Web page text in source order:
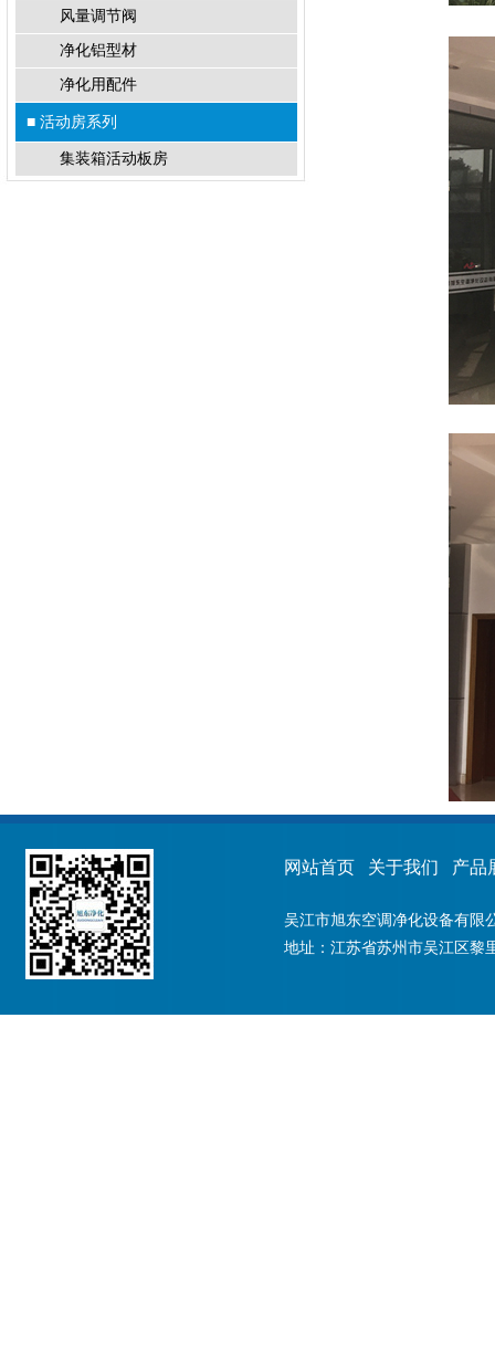
风量调节阀
净化铝型材
净化用配件
■ 活动房系列
集装箱活动板房
网站首页 关于我们 产品
吴江市旭东空调净化设备有
地址：江苏省苏州市吴江区黎